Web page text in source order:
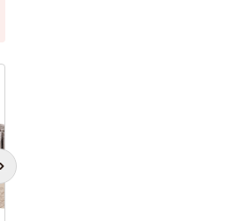
次のスライドへ